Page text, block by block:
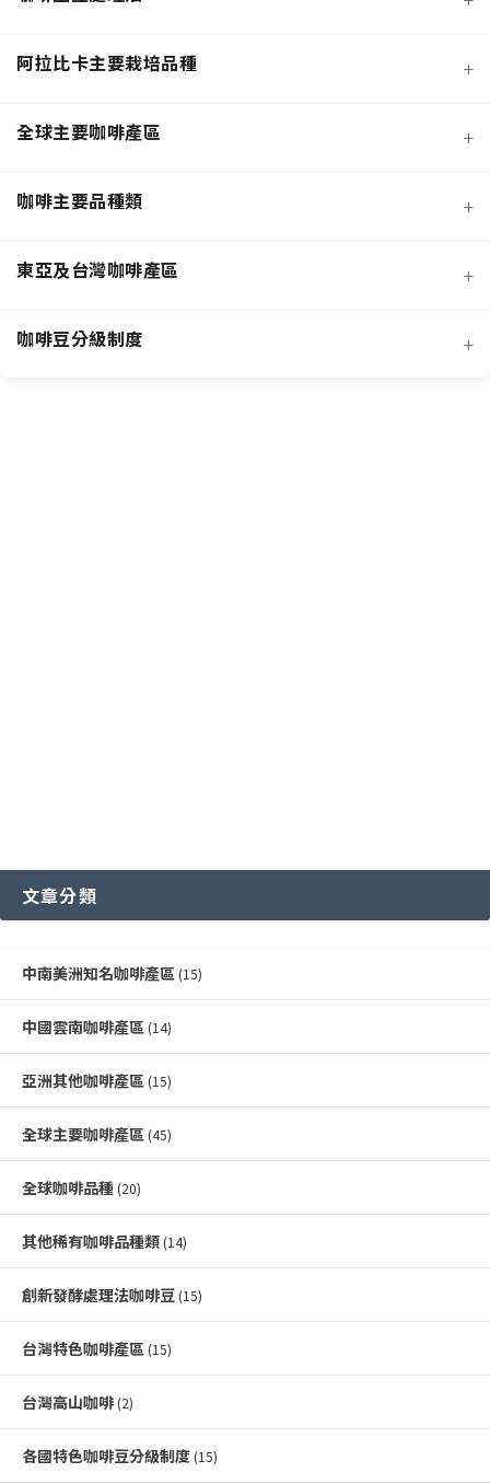
阿拉比卡主要栽培品種 +
全球主要咖啡產區 +
咖啡主要品種類 +
東亞及台灣咖啡產區 +
咖啡豆分級制度 +
文章分類
中南美洲知名咖啡產區 (15)
中國雲南咖啡產區 (14)
亞洲其他咖啡產區 (15)
全球主要咖啡產區 (45)
全球咖啡品種 (20)
其他稀有咖啡品種類 (14)
創新發酵處理法咖啡豆 (15)
台灣特色咖啡產區 (15)
台灣高山咖啡(2)
各國特色咖啡豆分級制度 (15)